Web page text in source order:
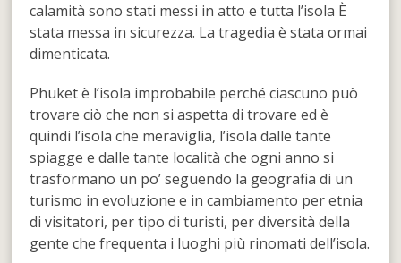
calamità sono stati messi in atto e tutta l’isola È
stata messa in sicurezza. La tragedia è stata ormai
dimenticata.
Phuket è l’isola improbabile perché ciascuno può
trovare ciò che non si aspetta di trovare ed è
quindi l’isola che meraviglia, l’isola dalle tante
spiagge e dalle tante località che ogni anno si
trasformano un po’ seguendo la geografia di un
turismo in evoluzione e in cambiamento per etnia
di visitatori, per tipo di turisti, per diversità della
gente che frequenta i luoghi più rinomati dell’isola.